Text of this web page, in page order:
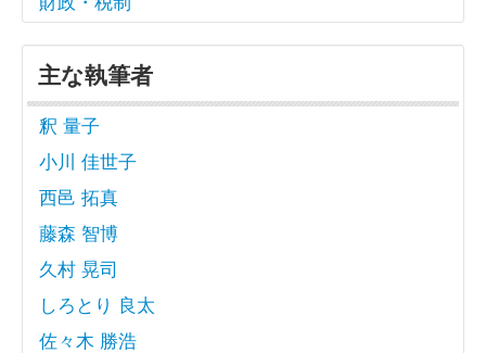
主な執筆者
釈 量子
小川 佳世子
西邑 拓真
藤森 智博
久村 晃司
しろとり 良太
佐々木 勝浩